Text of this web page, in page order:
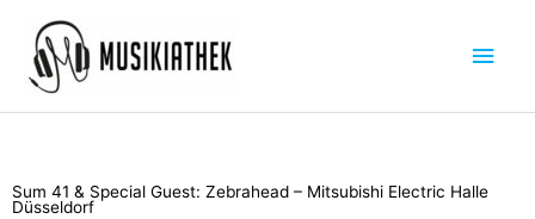
Inhalt
springen
Sum 41 & Special Guest: Zebrahead – Mitsubishi Electric Halle
Düsseldorf